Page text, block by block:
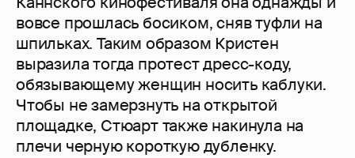
вовсе прошлась босиком, сняв туфли на
шпильках. Таким образом Кристен
выразила тогда протест дресс-коду,
обязывающему женщин носить каблуки.
Чтобы не замерзнуть на открытой
площадке, Стюарт также накинула на
плечи черную короткую дубленку.